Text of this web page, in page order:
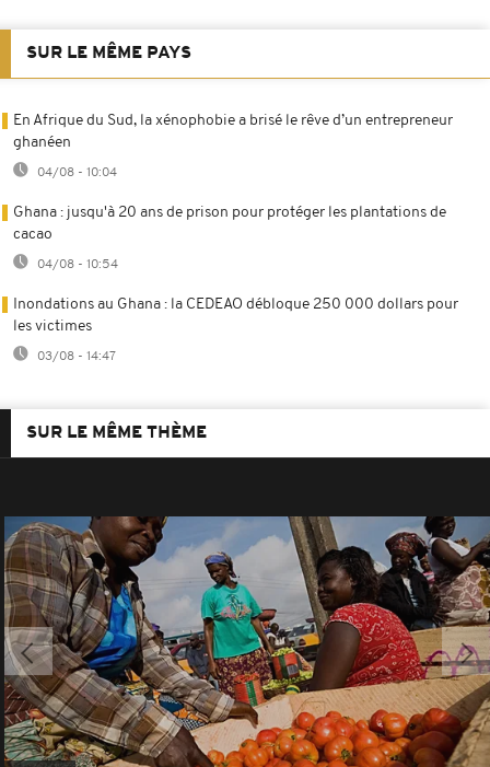
SUR LE MÊME PAYS
En Afrique du Sud, la xénophobie a brisé le rêve d’un entrepreneur
ghanéen
04/08 - 10:04
Ghana : jusqu'à 20 ans de prison pour protéger les plantations de
cacao
04/08 - 10:54
Inondations au Ghana : la CEDEAO débloque 250 000 dollars pour
les victimes
03/08 - 14:47
SUR LE MÊME THÈME